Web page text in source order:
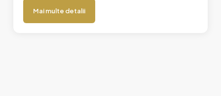
Mai multe detalii